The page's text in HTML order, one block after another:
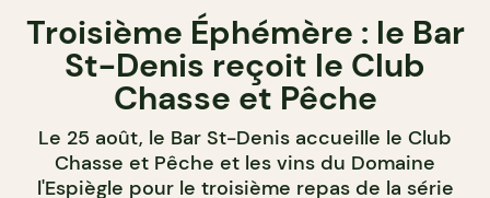
Troisième Éphémère : le Bar
St-Denis reçoit le Club
Chasse et Pêche
Le 25 août, le Bar St-Denis accueille le Club
Chasse et Pêche et les vins du Domaine
l'Espiègle pour le troisième repas de la série